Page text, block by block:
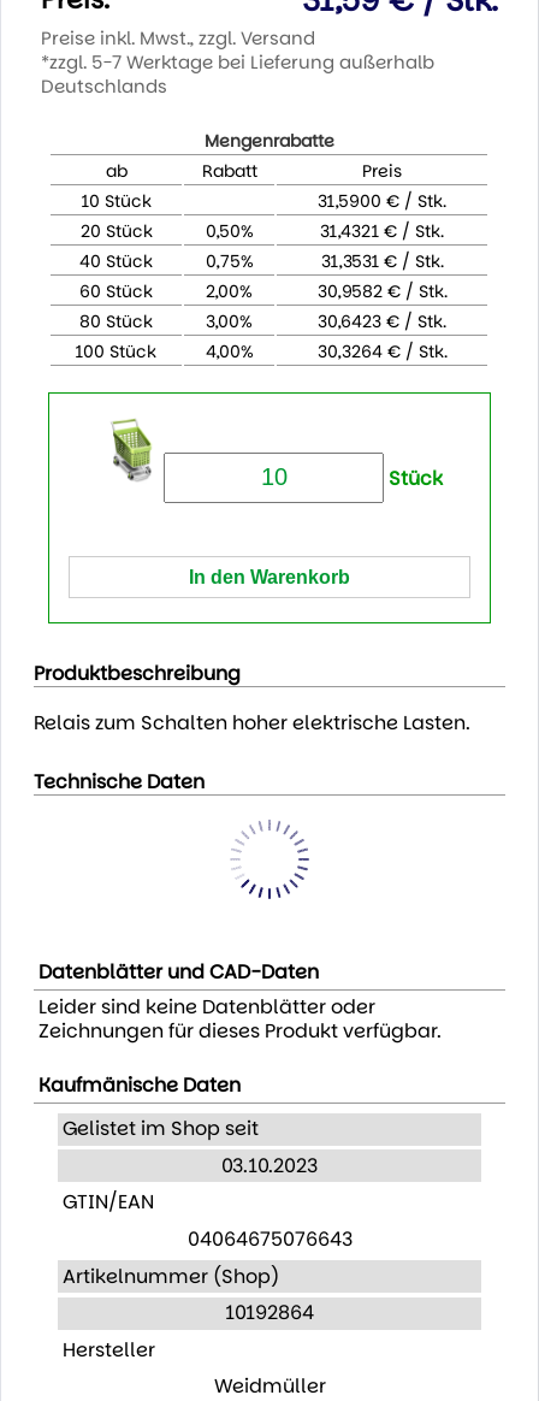
Preise inkl. Mwst., zzgl. Versand
*zzgl. 5-7 Werktage bei Lieferung außerhalb
Deutschlands
Mengenrabatte
ab
Rabatt
Preis
10 Stück
31,5900 € / Stk.
20 Stück
0,50%
31,4321 € / Stk.
40 Stück
0,75%
31,3531 € / Stk.
60 Stück
2,00%
30,9582 € / Stk.
80 Stück
3,00%
30,6423 € / Stk.
100 Stück
4,00% 30,3264 € / Stk.
Stück
Produktbeschreibung
Relais zum Schalten hoher elektrische Lasten.
Technische Daten
Datenblätter und CAD-Daten
Leider sind keine Datenblätter oder
Zeichnungen für dieses Produkt verfügbar.
Kaufmänische Daten
Gelistet im Shop seit
03.10.2023
GTIN/EAN
04064675076643
Artikelnummer (Shop)
10192864
Hersteller
Weidmüller